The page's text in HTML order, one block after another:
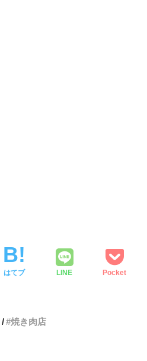
はてブ LINE Pocket
焼き肉店